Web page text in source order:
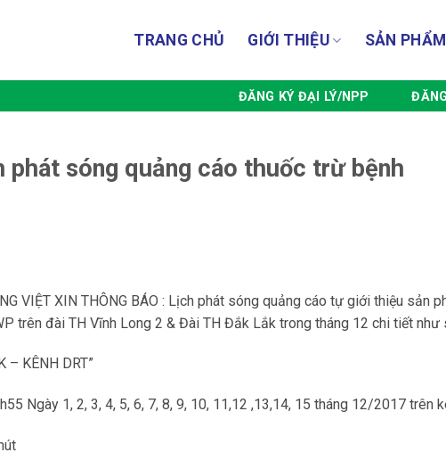
TRANG CHỦ GIỚI THIỆU SẢN PHẨM
ĐĂNG KÝ ĐẠI LÝ/NPP
phát sóng quảng cáo thuốc trừ bệnh
VIỆT XIN THÔNG BÁO : Lịch phát sóng quảng cáo tự giới thiệu sản
trên đài TH Vĩnh Long 2 & Đài TH Đắk Lắk trong tháng 12 chi tiết như
– KÊNH DRT”
Ngày 1, 2, 3, 4, 5, 6, 7, 8, 9, 10, 11,12 ,13,14, 15 tháng 12/2017 trên